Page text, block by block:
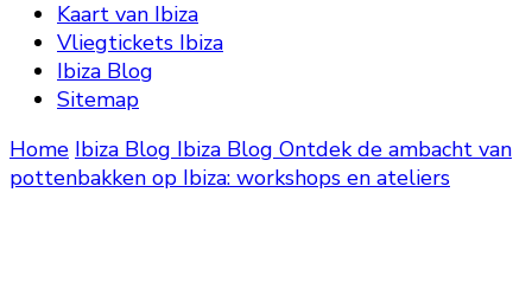
Kaart van Ibiza
Vliegtickets Ibiza
Ibiza Blog
Sitemap
Home Ibiza Blog Ibiza Blog Ontdek de ambacht van
pottenbakken op Ibiza: workshops en ateliers